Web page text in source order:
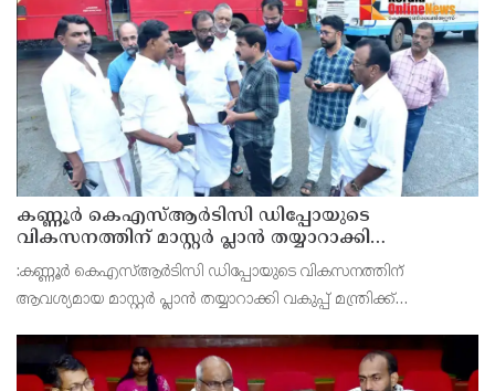
മില്ലിമീറ്റർ മഴ ആ സമയം സംസ്ഥാനത്ത
കണ്ണൂർ കെഎസ്ആർടിസി ഡിപ്പോയുടെ
വികസനത്തിന് മാസ്റ്റർ പ്ലാൻ തയ്യാറാക്കി
സമർപ്പിക്കും : ടി ഒ മോഹനൻ എം എൽ എ
:കണ്ണൂർ കെഎസ്ആർടിസി ഡിപ്പോയുടെ വികസനത്തിന്
ആവശ്യമായ മാസ്റ്റർ പ്ലാൻ തയ്യാറാക്കി വകുപ്പ് മന്ത്രിക്ക്
ഡിപ്പോയ്ക്ക് നാല് ഏക്കറിൽ അധികം വരുന്ന സ്ഥലമുണ്ട്